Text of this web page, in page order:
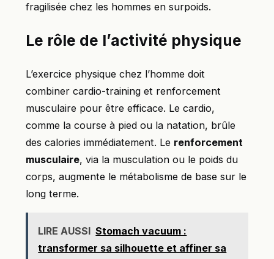
fragilisée chez les hommes en surpoids.
Le rôle de l’activité physique
L’exercice physique chez l’homme doit
combiner cardio-training et renforcement
musculaire pour être efficace. Le cardio,
comme la course à pied ou la natation, brûle
des calories immédiatement. Le renforcement
musculaire, via la musculation ou le poids du
corps, augmente le métabolisme de base sur le
long terme.
LIRE AUSSI Stomach vacuum :
transformer sa silhouette et affiner sa